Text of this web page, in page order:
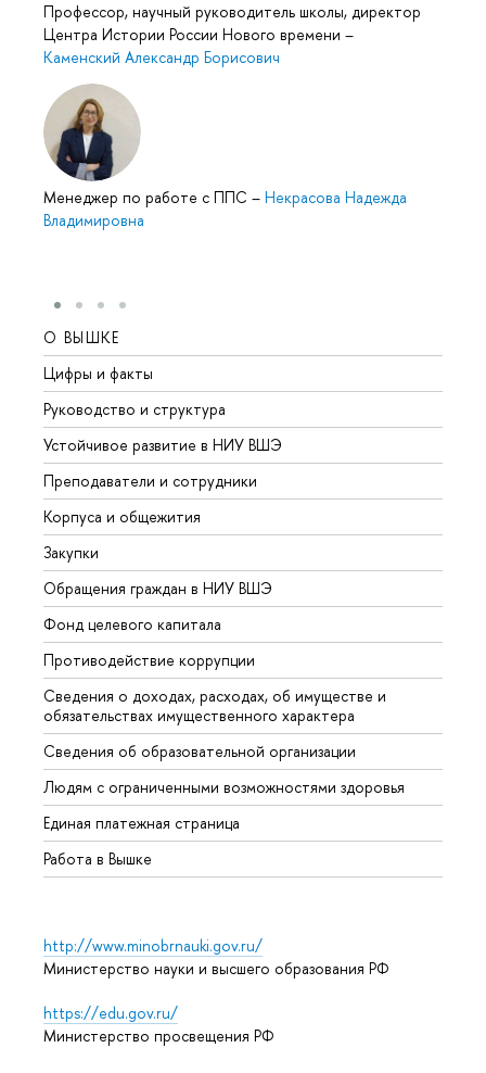
Профессор, научный руководитель школы, директор
Центра Истории России Нового времени –
Каменский Александр Борисович
Менеджер по работе с ППС – Некрасова Надежда
Владимировна
О ВЫШКЕ
Цифры и факты
Руководство и структура
Устойчивое развитие в НИУ ВШЭ
Преподаватели и сотрудники
Корпуса и общежития
Закупки
Обращения граждан в НИУ ВШЭ
Фонд целевого капитала
Противодействие коррупции
Сведения о доходах, расходах, об имуществе и
обязательствах имущественного характера
Сведения об образовательной организации
Людям с ограниченными возможностями здоровья
Единая платежная страница
Работа в Вышке
http://www.minobrnauki.gov.ru/
Министерство науки и высшего образования РФ
https://edu.gov.ru/
Министерство просвещения РФ